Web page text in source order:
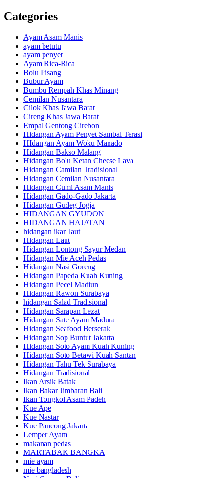
Categories
Ayam Asam Manis
ayam betutu
ayam penyet
Ayam Rica-Rica
Bolu Pisang
Bubur Ayam
Bumbu Rempah Khas Minang
Cemilan Nusantara
Cilok Khas Jawa Barat
Cireng Khas Jawa Barat
Empal Gentong Cirebon
Hidangan Ayam Penyet Sambal Terasi
HIdangan Ayam Woku Manado
Hidangan Bakso Malang
Hidangan Bolu Ketan Cheese Lava
Hidangan Camilan Tradisional
Hidangan Cemilan Nusantara
Hidangan Cumi Asam Manis
Hidangan Gado-Gado Jakarta
Hidangan Gudeg Jogja
HIDANGAN GYUDON
HIDANGAN HAJATAN
hidangan ikan laut
Hidangan Laut
Hidangan Lontong Sayur Medan
Hidangan Mie Aceh Pedas
Hidangan Nasi Goreng
Hidangan Papeda Kuah Kuning
Hidangan Pecel Madiun
Hidangan Rawon Surabaya
hidangan Salad Tradisional
Hidangan Sarapan Lezat
Hidangan Sate Ayam Madura
Hidangan Seafood Berserak
Hidangan Sop Buntut Jakarta
Hidangan Soto Ayam Kuah Kuning
Hidangan Soto Betawi Kuah Santan
Hidangan Tahu Tek Surabaya
Hidangan Tradisional
Ikan Arsik Batak
Ikan Bakar Jimbaran Bali
Ikan Tongkol Asam Padeh
Kue Ape
Kue Nastar
Kue Pancong Jakarta
Lemper Ayam
makanan pedas
MARTABAK BANGKA
mie ayam
mie bangladesh